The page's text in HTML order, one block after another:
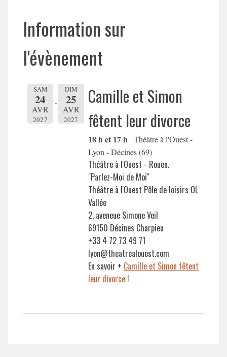
Information sur
l'évènement
SAM
24
AVR
2027
DIM
25
AVR
2027
Camille et Simon
fêtent leur divorce
18 h et 17 h
Théâtre à l'Ouest -
Lyon - Décines (69)
Théâtre à l'Ouest - Rouen.
"Parlez-Moi de Moi"
Théâtre à l'Ouest Pôle de loisirs OL
Vallée
2, aveneue Simone Veil
69150 Décines Charpieu
+33 4 72 73 49 71
lyon@theatrealouest.com
En savoir + Camille et Simon fêtent
leur divorce !